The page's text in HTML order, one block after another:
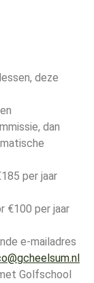
deze
dan
per jaar
€100 per jaar
e-mailadres
Golfschool